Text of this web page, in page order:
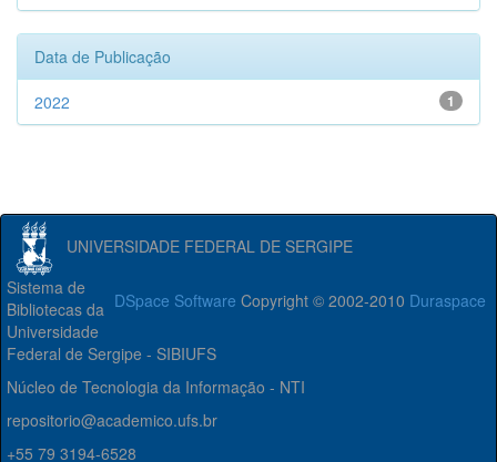
Data de Publicação
1
2022
UNIVERSIDADE FEDERAL DE SERGIPE
DSpace Software Copyright © 2002-2010 Duraspace
Sistema de
Bibliotecas da
Universidade
Federal de Sergipe - SIBIUFS
Núcleo de Tecnologia da Informação - NTI
repositorio@academico.ufs.br
+55 79 3194-6528